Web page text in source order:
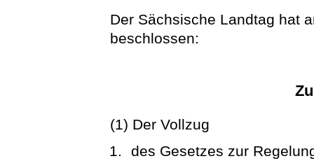
Der Sächsische Landtag hat
beschlossen:
(1) Der Vollzug
des Gesetzes zur